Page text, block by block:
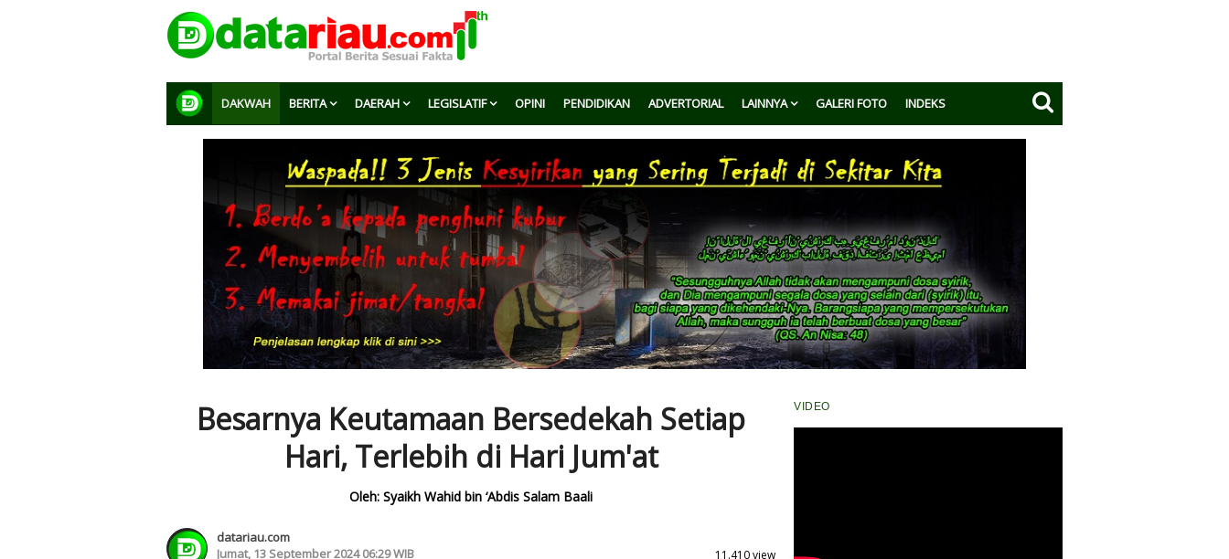
DAKWAH BERITA DAERAH LEGISLATIF OPINI PENDIDIKAN ADVERTORIAL LAINNYA GALERI FOTO INDEKS
Besarnya Keutamaan Bersedekah Setiap
Hari, Terlebih di Hari Jum'at
Oleh: Syaikh Wahid bin ‘Abdis Salam Baali
datariau.com
Jumat, 13 September 2024 06:29 WIB
11.410 view
VIDEO